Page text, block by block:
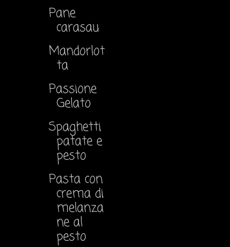
Pane
carasau
Mandorlot
ta
Passione
Gelato
Spaghetti
patate e
pesto
Pasta con
crema di
melanza
ne al
pesto